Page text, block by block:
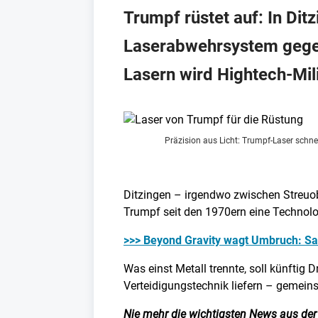
Trumpf rüstet auf: In
Laserabwehrsystem
Lasern wird Hightech-
Präzision aus Licht: Trumpf-Laser
Ditzingen – irgendwo zwischen
Trumpf seit den 1970ern eine
>>> Beyond Gravity wagt Umbruch:
Was einst Metall trennte, soll künftig
Verteidigungstechnik liefern –
Nie mehr die wichtigsten News aus